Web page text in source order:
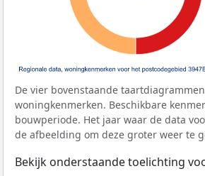
De vier bovenstaande
woningkenmerken. Beschikbare
bouwperiode. Het jaar waar de data
de afbeelding om deze groter weer te
Bekijk onderstaande toelichting